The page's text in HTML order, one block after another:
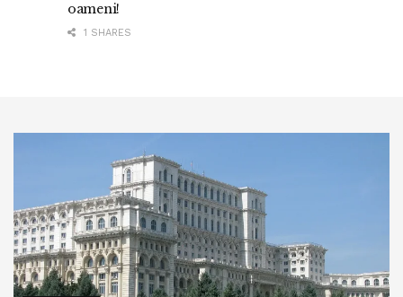
oameni!
1 SHARES